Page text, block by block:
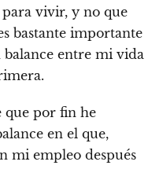
vivir, y no que
bastante importante
entre mi vida
que por fin he
en el que,
mi empleo después